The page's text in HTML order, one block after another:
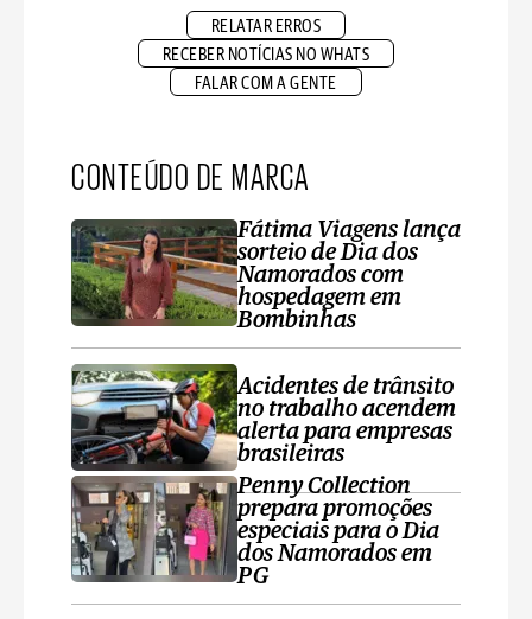
RELATAR ERROS
RECEBER NOTÍCIAS NO WHATS
FALAR COM A GENTE
CONTEÚDO DE MARCA
Fátima Viagens lança
sorteio de Dia dos
Namorados com
hospedagem em
Bombinhas
Acidentes de trânsito
no trabalho acendem
alerta para empresas
brasileiras
Penny Collection
prepara promoções
especiais para o Dia
dos Namorados em
PG